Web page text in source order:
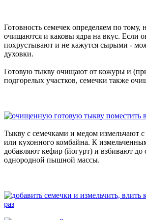
Готовность семечек определяем по тому,
очищаются и каковы ядра на вкус. Если
похрустывают и не кажутся сырыми -
духовки.
Готовую тыкву очищают от кожуры и
подгорелых участков, семечки также
Тыкву с семечками и медом измельчают
или кухонного комбайна. К
добавляют кефир (йогурт) и взбивают до
однородной пышной массы.